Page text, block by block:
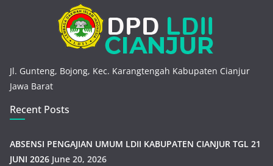
Jl. Gunteng, Bojong, Kec. Karangtengah Kabupaten Cianjur
Jawa Barat
Recent Posts
ABSENSI PENGAJIAN UMUM LDII KABUPATEN CIANJUR TGL 21
JUNI 2026 June 20, 2026